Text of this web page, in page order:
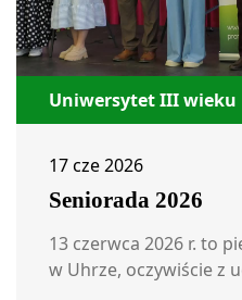
Uniwersytet III wieku
17 cze 2026
Seniorada 2026
13 czerwca 2026 r. to
w Uhrze, oczywiście z